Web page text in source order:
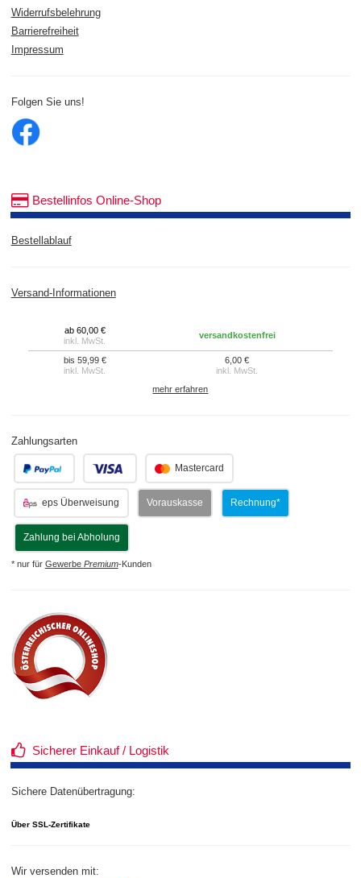
Widerrufsbelehrung
Barrierefreiheit
Impressum
Folgen Sie uns!
Bestellinfos Online-Shop
Bestellablauf
Versand-Informationen
ab 60,00 €
inkl. MwSt.
versandkostenfrei
bis 59,99 €
inkl. MwSt.
6,00 €
inkl. MwSt.
mehr erfahren
Zahlungsarten
Mastercard
eps Überweisung Vorauskasse Rechnung*
Zahlung bei Abholung
* nur für Gewerbe Premium-Kunden
Sicherer Einkauf / Logistik
Sichere Datenübertragung:
Über SSL-Zertifikate
Wir versenden mit: